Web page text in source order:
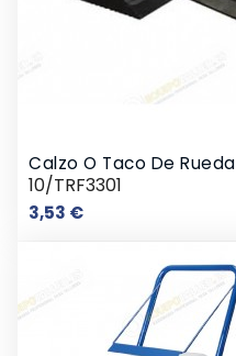
Calzo O Taco De Rueda
10/TRF3301
3,53 €Precio